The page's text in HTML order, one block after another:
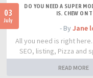
03
July
DO YOU NEED A SUPER
IS. CHEW ON
- By Jane
All you need is right
SEO, listing, Pizza and
READ MORE